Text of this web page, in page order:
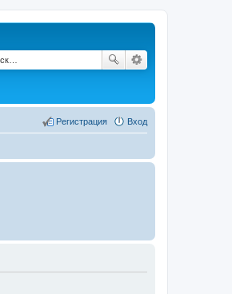
Вход
Регистрация